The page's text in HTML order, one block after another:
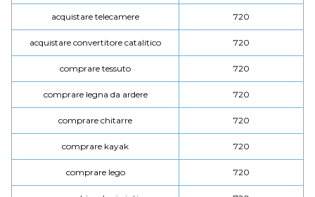
acquistare telecamere 720
acquistare convertitore catalitico 720
comprare tessuto 720
comprare legna da ardere 720
comprare chitarre 720
comprare kayak 720
comprare lego 720